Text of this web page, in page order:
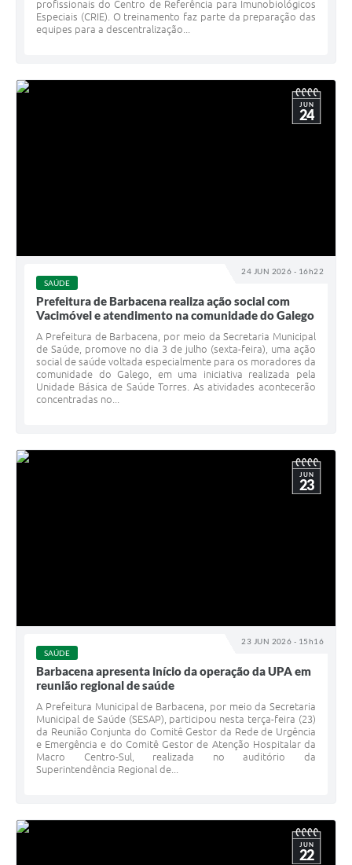
profissionais do Centro de Referência para Imunobiológicos
Especiais (CRIE). O treinamento faz parte da preparação das
equipes para a descentralização...
24 JUN 2026 - 16h22
JUN
24
SAÚDE
Prefeitura de Barbacena realiza ação social com
Vacimóvel e atendimento na comunidade do Galego
A Prefeitura de Barbacena, por meio da Secretaria Municipal
de Saúde, promove no dia 3 de julho (sexta-feira), uma ação
social de saúde voltada especialmente para os moradores da
comunidade do Galego, em uma iniciativa realizada pela
Unidade Básica de Saúde Torres. As atividades acontecerão
concentradas no...
23 JUN 2026 - 15h16
JUN
23
SAÚDE
Barbacena apresenta início da operação da UPA em
reunião regional de saúde
A Prefeitura Municipal de Barbacena, por meio da Secretaria
Municipal de Saúde (SESAP), participou nesta terça-feira (23)
da Reunião Conjunta do Comitê Gestor da Rede de Urgência
e Emergência e do Comitê Gestor de Atenção Hospitalar da
Macro Centro-Sul, realizada no auditório da
Superintendência Regional de...
JUN
22